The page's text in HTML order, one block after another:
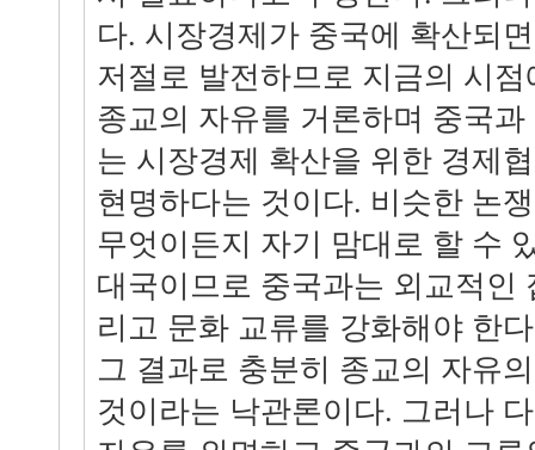
다. 시장경제가 중국에 확산되
저절로 발전하므로 지금의 시
종교의 자유를 거론하며 중국
는 시장경제 확산을 위한 경제
현명하다는 것이다. 비슷한 논
무엇이든지 자기 맘대로 할 수
대국이므로 중국과는 외교적인
리고 문화 교류를 강화해야 한
그 결과로 충분히 종교의 자유
것이라는 낙관론이다. 그러나